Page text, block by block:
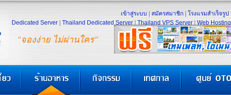
"จองง่าย ไม่ผ่านใคร"
เข้าสู่ระบบ สมัครสมาชิก โรงแรมสำเร็จรูป
Dedicated Server
Thailand Dedicated Server Thailand VPS Server Web Hosting